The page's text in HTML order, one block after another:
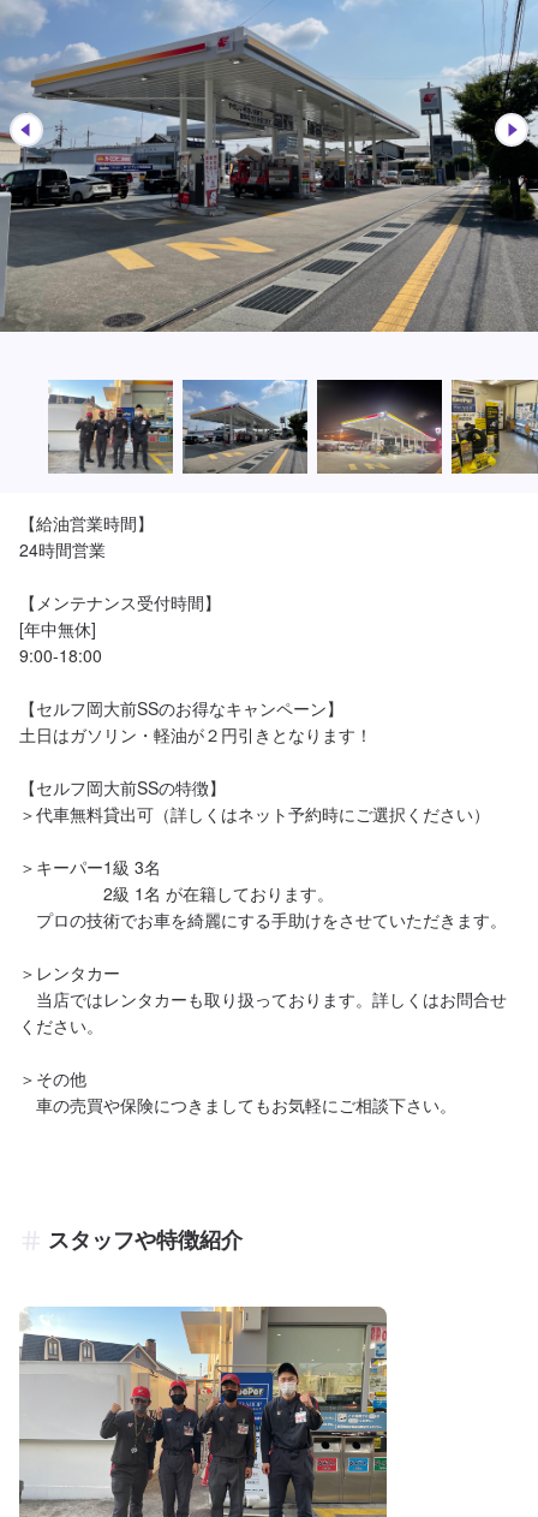
【給油営業時間】
24時間営業
【メンテナンス受付時間】
[年中無休]
9:00-18:00
【セルフ岡大前SSのお得なキャンペーン】
土日はガソリン・軽油が２円引きとなります！
【セルフ岡大前SSの特徴】
＞代車無料貸出可（詳しくはネット予約時にご選択ください）
＞キーパー1級 3名
2級 1名 が在籍しております。
プロの技術でお車を綺麗にする手助けをさせていただきます。
＞レンタカー
当店ではレンタカーも取り扱っております。詳しくはお問合せ
ください。
＞その他
車の売買や保険につきましてもお気軽にご相談下さい。
スタッフや特徴紹介